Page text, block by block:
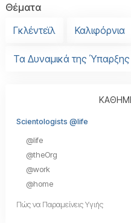
Θέματα
Γκλέντεϊλ
Καλιφόρνια
Τα Δυναμικά της Ύπαρξης
Scientologists @life
@life
@theOrg
@work
@home
Πώς να Παραμείνεις Υγιής